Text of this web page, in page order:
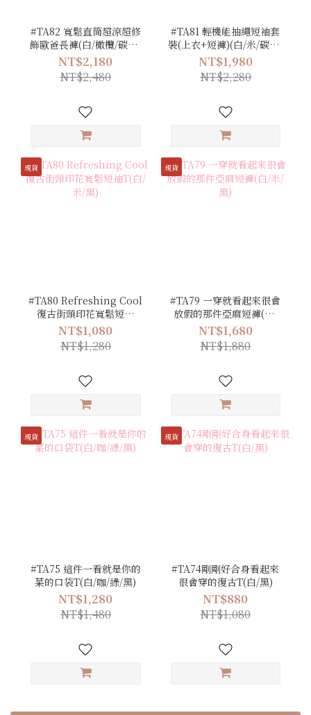
#TA82 寬鬆直筒超涼超修
飾歐爸長褲(白/橄欖/碳灰/
黑)
NT$2,180
NT$2,480
#TA81 輕機能抽繩短袖套
裝(上衣+短褲)(白/米/碳灰/
黑)
NT$1,980
NT$2,280
現貨
#TA80 Refreshing Cool
復古街頭印花寬鬆短袖
T(白/米/黑)
NT$1,080
NT$1,280
現貨
#TA79 一穿就看起來很會
放假的那件亞麻短褲(白/
米/黑)
NT$1,680
NT$1,880
現貨
#TA75 這件一看就是你的
菜的口袋T(白/咖/綠/黑)
NT$1,280
NT$1,480
現貨
#TA74剛剛好合身看起來
很會穿的復古T(白/黑)
NT$880
NT$1,080